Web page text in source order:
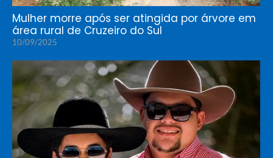
Mulher morre após ser atingida por árvore em
área rural de Cruzeiro do Sul
10/09/2025